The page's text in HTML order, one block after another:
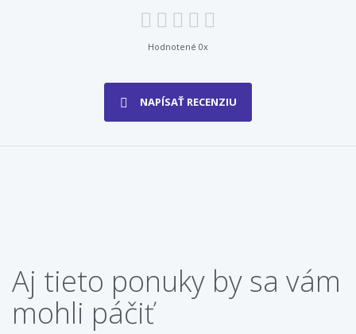
Hodnotené 0x
NAPÍSAŤ RECENZIU
Aj tieto ponuky by sa vám
mohli páčiť